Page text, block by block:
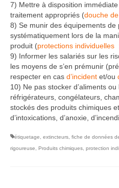
7) Mettre à disposition
traitement appropriés (douche
8) Se munir des équipements de
systématiquement lors de la
produit (protections individuelles
9) Informer les salariés sur les
les moyens de s’en prémunir
respecter en cas d’incident et/ou
10) Ne pas stocker d’aliments
réfrigérateurs, congélateurs,
stockés des produits chimiques
d’intoxications, d’anoxie,
étiquetage extincteurs fiche de données
rigoureuse
Produits chimiques protection